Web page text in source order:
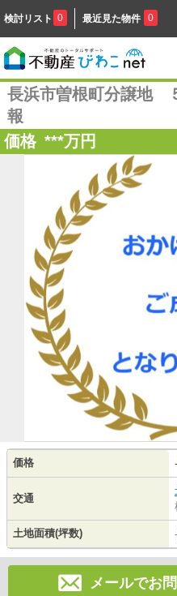
検討リスト 0 最近見た物件 0
長浜市曽根町分譲地
報
価格 ***万円
価格 -
交通
土地面積(坪数)
メールでお